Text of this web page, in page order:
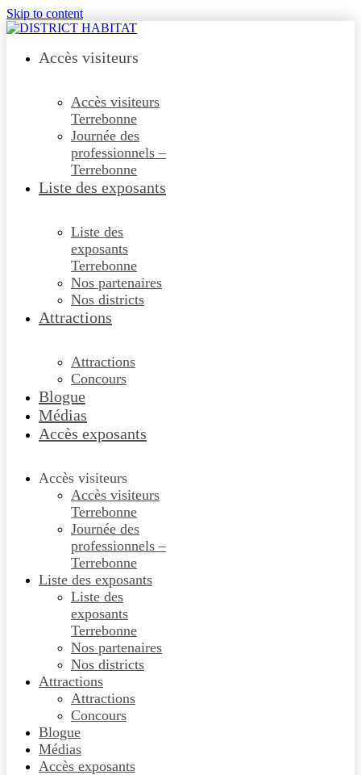
Skip to content
Accès visiteurs
Accès visiteurs
Terrebonne
Journée des
professionnels –
Terrebonne
Liste des exposants
Liste des
exposants
Terrebonne
Nos partenaires
Nos districts
Attractions
Attractions
Concours
Blogue
Médias
Accès exposants
Accès visiteurs
Accès visiteurs
Terrebonne
Journée des
professionnels –
Terrebonne
Liste des exposants
Liste des
exposants
Terrebonne
Nos partenaires
Nos districts
Attractions
Attractions
Concours
Blogue
Médias
Accès exposants